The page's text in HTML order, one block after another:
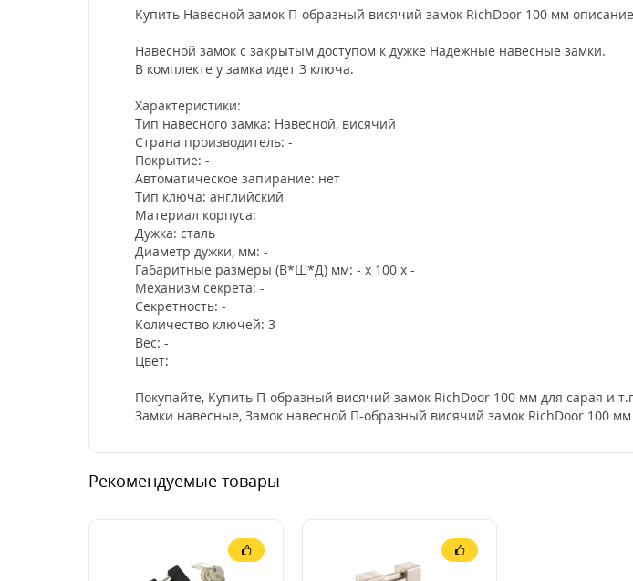
Купить Навесной замок П-образный висячий замок RichDoor 100 мм
Навесной замок с закрытым доступом к дужке Надежные навесные замки.
В комплекте у замка идет 3 ключа.
Характеристики:
Тип навесного замка: Навесной, висячий
Страна производитель: -
Покрытие: -
Автоматическое запирание: нет
Тип ключа: английский
Материал корпуса:
Дужка: сталь
Диаметр дужки, мм: -
Габаритные размеры (В*Ш*Д) мм: - х 100 х -
Механизм секрета: -
Секретность: -
Количество ключей: 3
Вес: -
Цвет:
Покупайте, Купить П-образный висячий замок RichDoor 100 мм для сарая и
Замки навесные, Замок навесной П-образный висячий замок RichDoor 100
Рекомендуемые товары